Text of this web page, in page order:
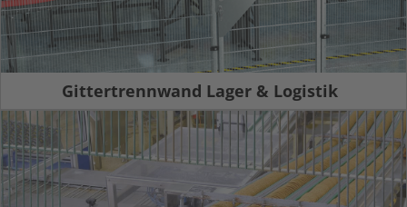
Gittertrennwand Lager & Logistik